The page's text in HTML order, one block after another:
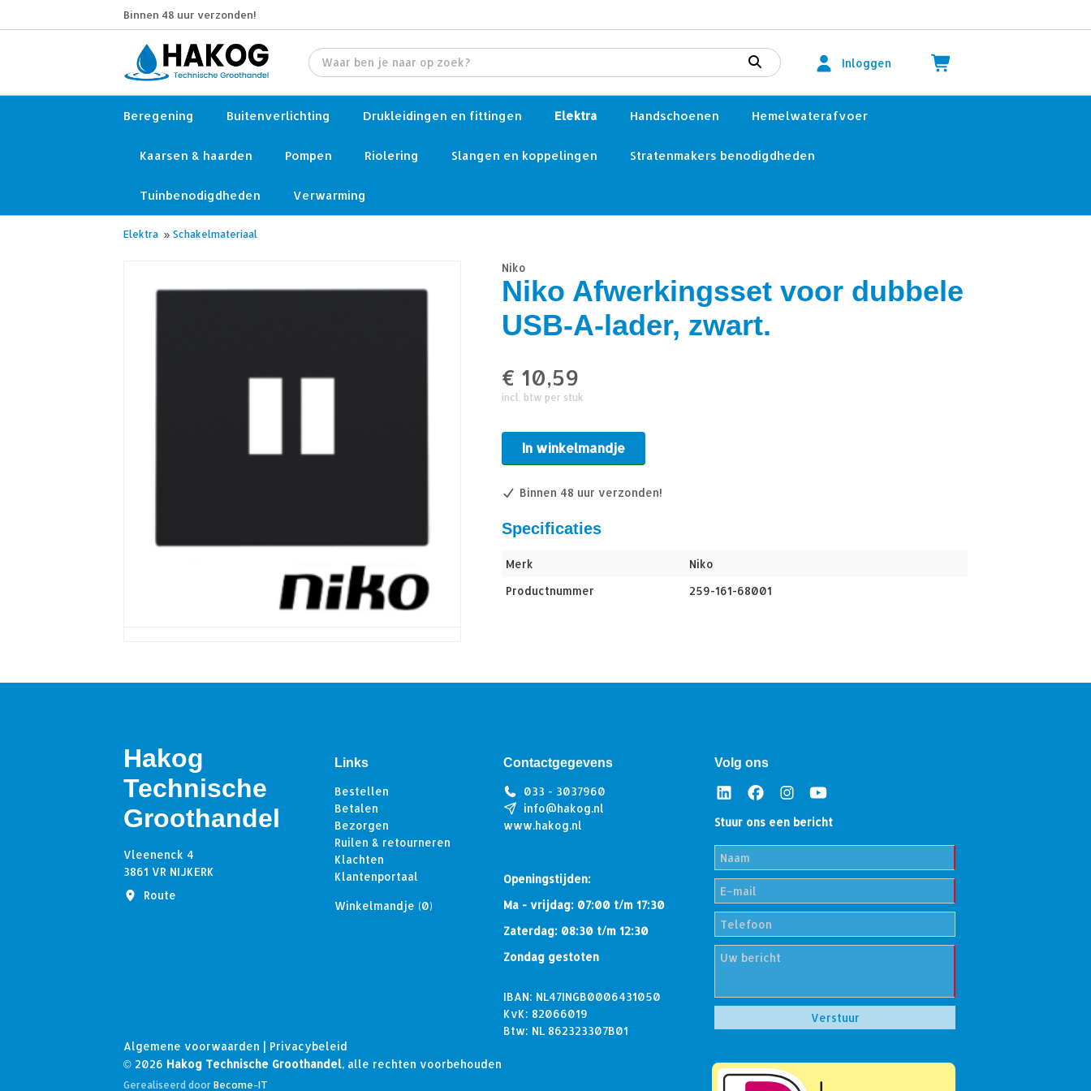
Binnen 48 uur verzonden!
Inloggen
Beregening Buitenverlichting Drukleidingen en fittingen Elektra Handschoenen Hemelwaterafvoer
Kaarsen & haarden Pompen Riolering Slangen en koppelingen Stratenmakers benodigdheden
Tuinbenodigdheden Verwarming
Elektra » Schakelmateriaal
Niko
Niko Afwerkingsset voor dubbele
USB-A-lader, zwart.
€ 10,59
incl. btw per stuk
In winkelmandje
Binnen 48 uur verzonden!
Specificaties
Merk
Niko
Productnummer
259-161-68001
Hakog
Technische
Groothandel
Vleenenck 4
3861 VR NIJKERK
Route
Links
Bestellen
Betalen
Bezorgen
Ruilen & retourneren
Klachten
Klantenportaal
Winkelmandje (0)
Contactgegevens
033 - 3037960
info@hakog.nl
www.hakog.nl
Openingstijden:
Ma - vrijdag: 07:00 t/m 17:30
Zaterdag: 08:30 t/m 12:30
Zondag gestoten
IBAN: NL47INGB0006431050
KvK: 82066019
Btw: NL 862323307B01
Volg ons
Stuur ons een bericht
Algemene voorwaarden | Privacybeleid
© 2026 Hakog Technische Groothandel, alle rechten voorbehouden
Gerealiseerd door Become-IT